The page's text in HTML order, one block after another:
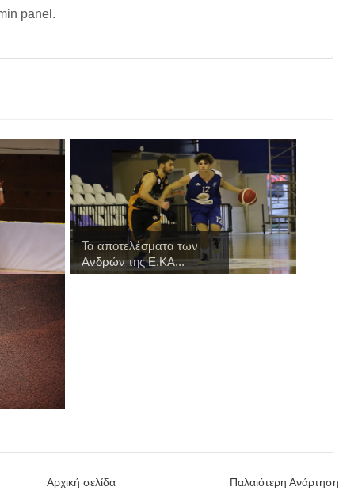
panel.
Τα αποτελέσματα των
Ανδρών της Ε.ΚΑ...
Παλαιότερη Ανάρτηση
Αρχική σελίδα